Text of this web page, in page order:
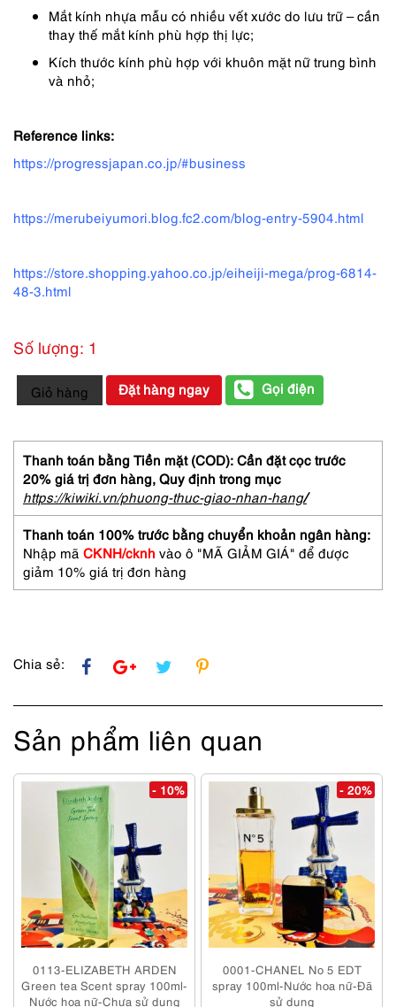
Mắt kính nhựa mẫu có nhiều vết xước do lưu trữ – cần
thay thế mắt kính phù hợp thị lực;
Kích thước kính phù hợp với khuôn mặt nữ trung bình
và nhỏ;
Reference links:
https://progressjapan.co.jp/#business
https://merubeiyumori.blog.fc2.com/blog-entry-5904.html
https://store.shopping.yahoo.co.jp/eiheiji-mega/prog-6814-
48-3.html
Số lượng: 1
5548-
Gọng
nữ-
Mới/Chưa
sử
dụng-
PROGRESS
6803
eyeglasses
frame
số
Giỏ hàng Đặt hàng ngay Gọi điện
Thanh toán bằng Tiền mặt (COD): Cần đặt cọc trước
20% giá trị đơn hàng, Quy định trong mục
https://kiwiki.vn/phuong-thuc-giao-nhan-hang/
Thanh toán 100% trước bằng chuyển khoản ngân hàng:
Nhập mã CKNH/cknh vào ô "MÃ GIẢM GIÁ" để được
giảm 10% giá trị đơn hàng
Chia sẻ:
Sản phẩm liên quan
- 10%
0113-ELIZABETH ARDEN
Green tea Scent spray 100ml-
Nước hoa nữ-Chưa sử dụng
- 20%
0001-CHANEL No 5 EDT
spray 100ml-Nước hoa nữ-Đã
sử dụng